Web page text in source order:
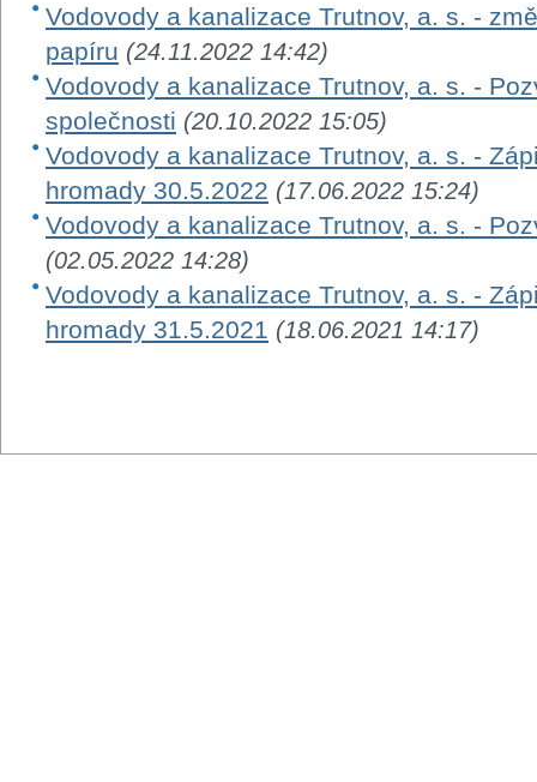
Vodovody a kanalizace Trutnov, a. s. -
papíru (24.11.2022 14:42)
Vodovody a kanalizace Trutnov, a. s. -
společnosti (20.10.2022 15:05)
Vodovody a kanalizace Trutnov, a. s. -
hromady 30.5.2022 (17.06.2022 15:24)
Vodovody a kanalizace Trutnov, a. s. -
(02.05.2022 14:28)
Vodovody a kanalizace Trutnov, a. s. -
hromady 31.5.2021 (18.06.2021 14:17)